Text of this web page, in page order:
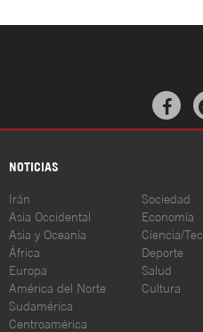
NOTICIAS
Irán
Asia Occidental
Asia y Oceanía
África
Europa
América del Norte
Sudamérica
Centroamérica
Sociedad
Economía
Ciencia/Tec
Deporte
Salud
Cultura